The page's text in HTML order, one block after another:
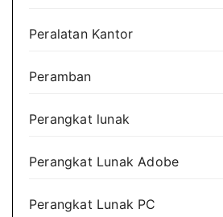
Peralatan Kantor
Peramban
Perangkat lunak
Perangkat Lunak Adobe
Perangkat Lunak PC